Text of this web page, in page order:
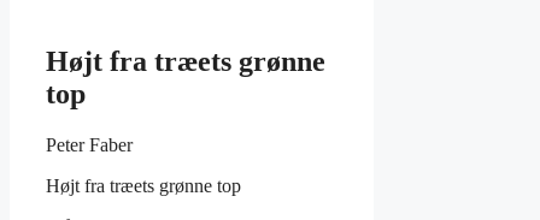
Højt fra træets grønne
top
Peter Faber
Højt fra træets grønne top